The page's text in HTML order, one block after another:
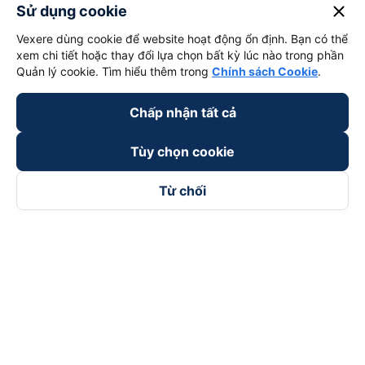
Sử dụng cookie close
Vexere dùng cookie để website hoạt động ổn định. Bạn có thể
xem chi tiết hoặc thay đổi lựa chọn bất kỳ lúc nào trong phần
Quản lý cookie. Tìm hiểu thêm trong Chính sách Cookie.
Chấp nhận tất cả
Tùy chọn cookie
Từ chối